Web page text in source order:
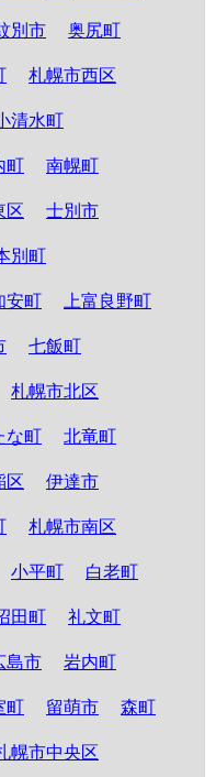
別市 奥尻町
札幌市西区
清水町
町 南幌町
区 士別市
別町
安町 上富良野町
七飯町
札幌市北区
な町 北竜町
区 伊達市
札幌市南区
小平町 白老町
田町 礼文町
島市 岩内町
町 留萌市 森町
幌市中央区